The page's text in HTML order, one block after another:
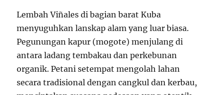
Lembah Viñales di bagian barat Kuba
menyuguhkan lanskap alam yang luar biasa.
Pegunungan kapur (mogote) menjulang di
antara ladang tembakau dan perkebunan
organik. Petani setempat mengolah lahan
secara tradisional dengan cangkul dan kerbau,